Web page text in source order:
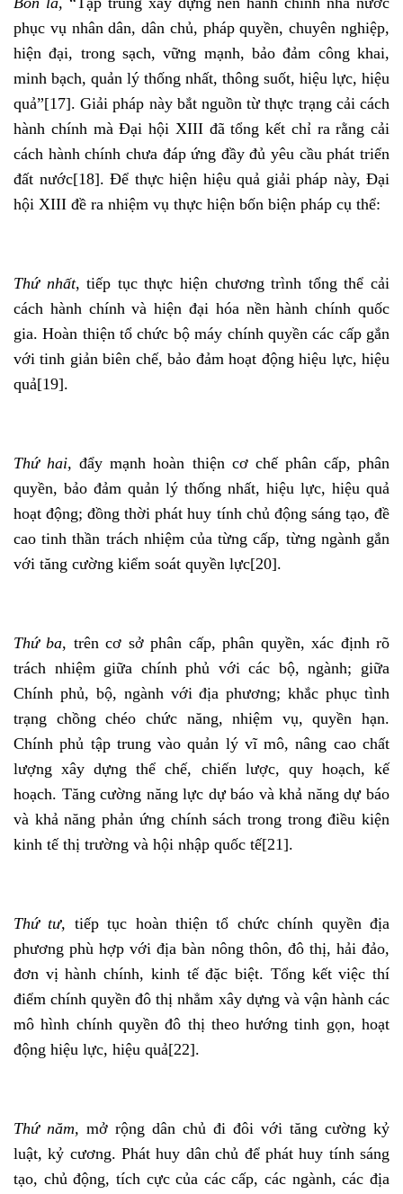
phục vụ nhân dân, dân chủ, pháp quyền, chuyên nghiệp,
hiện đại, trong sạch, vững mạnh, bảo đảm công khai,
minh bạch, quản lý thống nhất, thông suốt, hiệu lực, hiệu
quả”[17]. Giải pháp này bắt nguồn từ thực trạng cải cách
hành chính mà Đại hội XIII đã tổng kết chỉ ra rằng cải
cách hành chính chưa đáp ứng đầy đủ yêu cầu phát triển
đất nước[18]. Để thực hiện hiệu quả giải pháp này, Đại
hội XIII đề ra nhiệm vụ thực hiện bốn biện pháp cụ thể:
Thứ nhất, tiếp tục thực hiện chương trình tổng thể cải
cách hành chính và hiện đại hóa nền hành chính quốc
gia. Hoàn thiện tổ chức bộ máy chính quyền các cấp gắn
với tinh giản biên chế, bảo đảm hoạt động hiệu lực, hiệu
quả[19].
Thứ hai, đẩy mạnh hoàn thiện cơ chế phân cấp, phân
quyền, bảo đảm quản lý thống nhất, hiệu lực, hiệu quả
hoạt động; đồng thời phát huy tính chủ động sáng tạo, đề
cao tinh thần trách nhiệm của từng cấp, từng ngành gắn
với tăng cường kiểm soát quyền lực[20].
Thứ ba, trên cơ sở phân cấp, phân quyền, xác định rõ
trách nhiệm giữa chính phủ với các bộ, ngành; giữa
Chính phủ, bộ, ngành với địa phương; khắc phục tình
trạng chồng chéo chức năng, nhiệm vụ, quyền hạn.
Chính phủ tập trung vào quản lý vĩ mô, nâng cao chất
lượng xây dựng thể chế, chiến lược, quy hoạch, kế
hoạch. Tăng cường năng lực dự báo và khả năng dự báo
và khả năng phản ứng chính sách trong trong điều kiện
kinh tế thị trường và hội nhập quốc tế[21].
Thứ tư, tiếp tục hoàn thiện tổ chức chính quyền địa
phương phù hợp với địa bàn nông thôn, đô thị, hải đảo,
đơn vị hành chính, kinh tế đặc biệt. Tổng kết việc thí
điểm chính quyền đô thị nhẳm xây dựng và vận hành các
mô hình chính quyền đô thị theo hướng tinh gọn, hoạt
động hiệu lực, hiệu quả[22].
Thứ năm, mở rộng dân chủ đi đôi với tăng cường kỷ
luật, kỷ cương. Phát huy dân chủ để phát huy tính sáng
tạo, chủ động, tích cực của các cấp, các ngành, các địa